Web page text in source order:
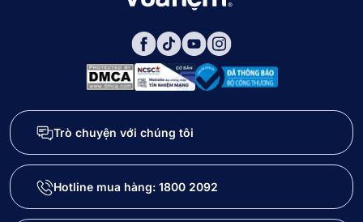
Trò chuyện với chúng tôi
Hotline mua hàng: 1800 2092